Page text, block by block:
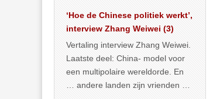
… >> lees meer
‘Hoe de Chinese politiek werkt’,
interview Zhang Weiwei (3)
Vertaling interview Zhang Weiwei.
Laatste deel: China- model voor
een multipolaire wereldorde. En
… andere landen zijn vrienden of